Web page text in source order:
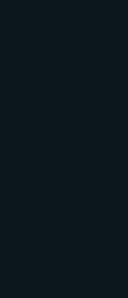
commencera à la
et d’après les
el il ne sera plus
à dater de la fin du
non seulement
les impositions
licent, transit, accis
de transit de ce
prolongée au-delà de
ce soit.
et sous quelque
sur la navigation du
sera poursuivi et puni
apporté au libre
à la manœuvre
deux rives du Rhin
à l’allée, soit au